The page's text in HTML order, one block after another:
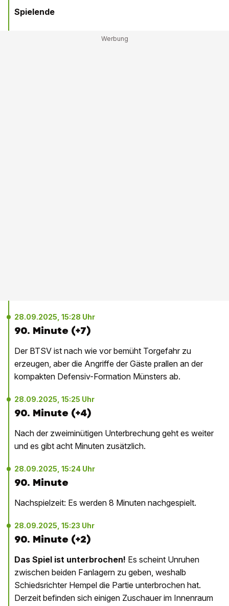
Spielende
28.09.2025, 15:28 Uhr
90. Minute (+7)
Der BTSV ist nach wie vor bemüht Torgefahr zu
erzeugen, aber die Angriffe der Gäste prallen an der
kompakten Defensiv-Formation Münsters ab.
28.09.2025, 15:25 Uhr
90. Minute (+4)
Nach der zweiminütigen Unterbrechung geht es weiter
und es gibt acht Minuten zusätzlich.
28.09.2025, 15:24 Uhr
90. Minute
Nachspielzeit: Es werden 8 Minuten nachgespielt.
28.09.2025, 15:23 Uhr
90. Minute (+2)
Das Spiel ist unterbrochen! Es scheint Unruhen
zwischen beiden Fanlagern zu geben, weshalb
Schiedsrichter Hempel die Partie unterbrochen hat.
Derzeit befinden sich einigen Zuschauer im Innenraum